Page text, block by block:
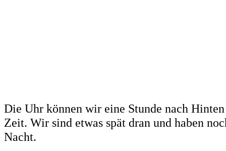
Die Uhr können wir eine Stunde nach
Zeit. Wir sind etwas spät dran und haben
Nacht.